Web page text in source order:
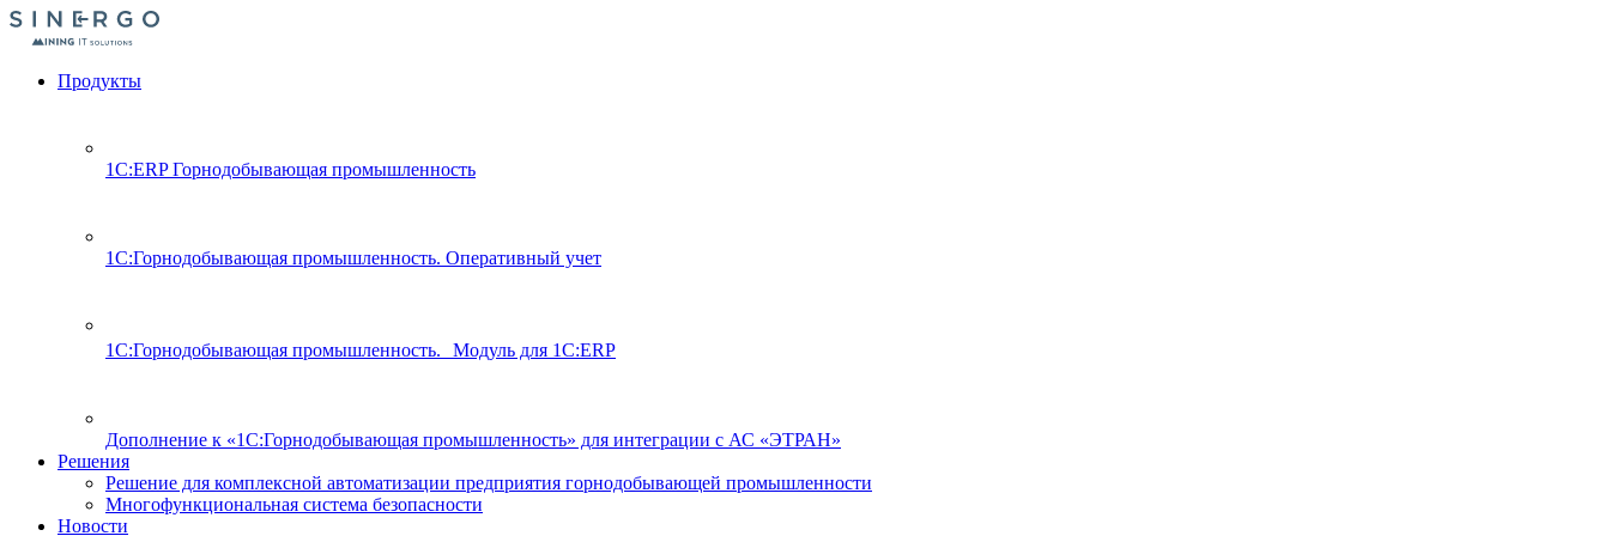
Продукты
1С:ERP Горнодобывающая промышленность
1С:Горнодобывающая промышленность. Оперативный учет
1С:Горнодобывающая промышленность. Модуль для 1С:ERP
Дополнение к «1С:Горнодобывающая промышленность» для интеграции с АС «ЭТРАН»
Решения
Решение для комплексной автоматизации предприятия горнодобывающей промышленности
Многофункциональная система безопасности
Новости